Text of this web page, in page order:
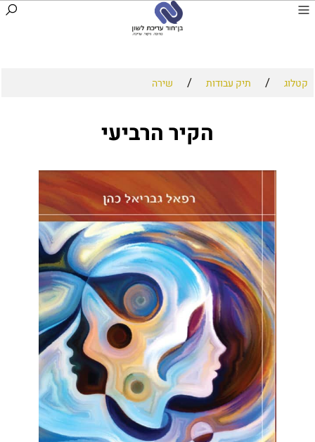
קטלוג / תיק עבודות / שירה
הקיר הרביעי